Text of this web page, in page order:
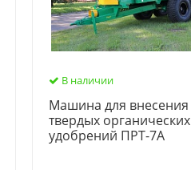
В наличии
Машина для внесения
твердых органических
удобрений ПРТ-7А